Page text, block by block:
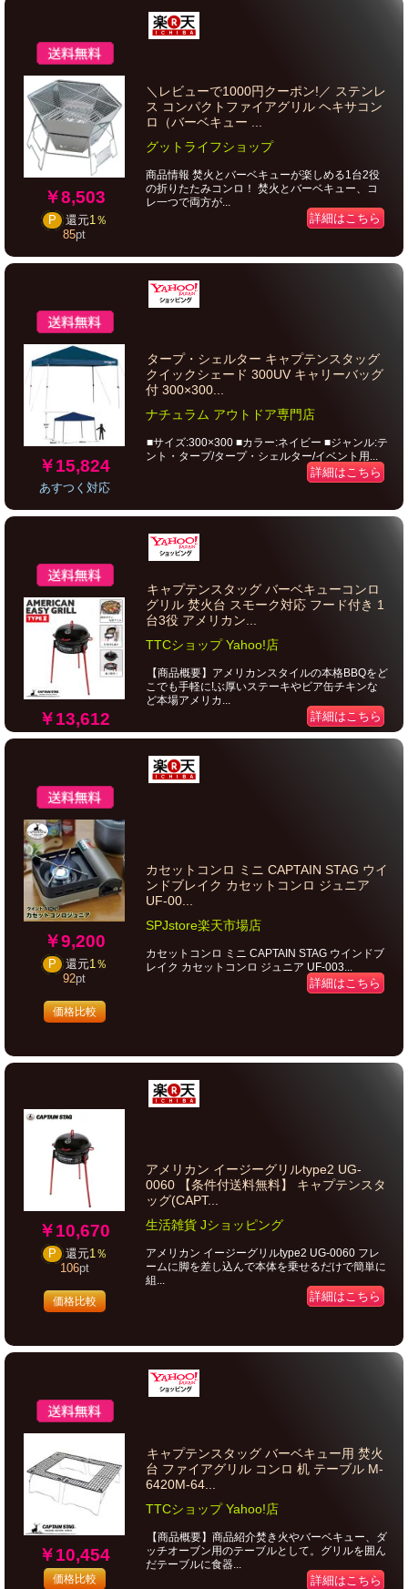
￥8,503
P 還元1％
85pt
＼レビューで1000円クーポン!／ ステンレ
ス コンパクトファイアグリル ヘキサコン
ロ（バーベキュー ...
グットライフショップ
商品情報 焚火とバーベキューが楽しめる1台2役
の折りたたみコンロ！ 焚火とバーベキュー、コ
レ一つで両方が...
詳細はこちら
￥15,824
あすつく対応
タープ・シェルター キャプテンスタッグ
クイックシェード 300UV キャリーバッグ
付 300×300...
ナチュラム アウトドア専門店
■サイズ:300×300 ■カラー:ネイビー ■ジャンル:テ
ント・タープ/タープ・シェルター/イベント用...
詳細はこちら
￥13,612
キャプテンスタッグ バーベキューコンロ
グリル 焚火台 スモーク対応 フード付き 1
台3役 アメリカン...
TTCショップ Yahoo!店
【商品概要】アメリカンスタイルの本格BBQをど
こでも手軽に!ぶ厚いステーキやビア缶チキンな
ど本場アメリカ...
詳細はこちら
￥9,200
P 還元1％
92pt
価格比較
カセットコンロ ミニ CAPTAIN STAG ウイ
ンドブレイク カセットコンロ ジュニア
UF-00...
SPJstore楽天市場店
カセットコンロ ミニ CAPTAIN STAG ウインドブ
レイク カセットコンロ ジュニア UF-003...
詳細はこちら
￥10,670
P 還元1％
106pt
価格比較
アメリカン イージーグリルtype2 UG-
0060 【条件付送料無料】 キャプテンスタ
ッグ(CAPT...
生活雑貨 Jショッピング
アメリカン イージーグリルtype2 UG-0060 フレ
ームに脚を差し込んで本体を乗せるだけで簡単に
組...
詳細はこちら
￥10,454
価格比較
キャプテンスタッグ バーベキュー用 焚火
台 ファイアグリル コンロ 机 テーブル M-
6420M-64...
TTCショップ Yahoo!店
【商品概要】商品紹介焚き火やバーベキュー、ダ
ッチオーブン用のテーブルとして。グリルを囲ん
だテーブルに食器...
詳細はこちら